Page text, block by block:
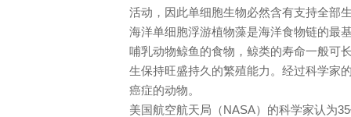
活动，因此单细胞生物必然含有支持全部
海洋单细胞浮游植物藻是海洋食物链的最
哺乳动物鲸鱼的食物，鲸类的寿命一般可
生保持旺盛持久的繁殖能力。经过科学家
癌症的动物。
美国航空航天局（NASA）的科学家认为